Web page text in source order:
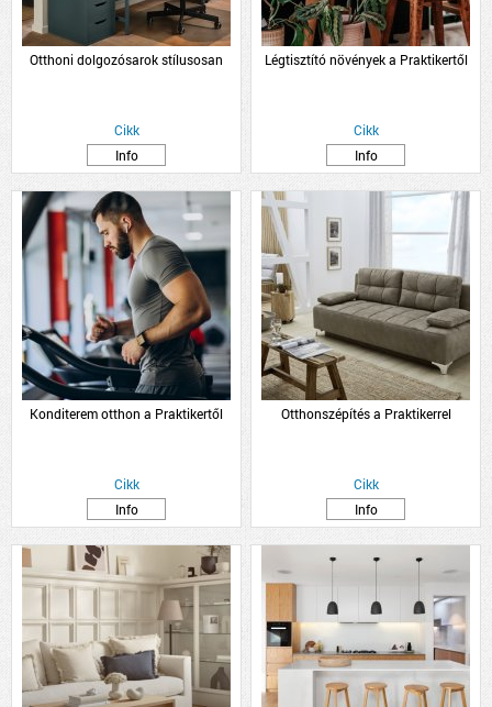
Otthoni dolgozósarok stílusosan
Cikk
Info
Légtisztító növények a Praktikertől
Cikk
Info
Konditerem otthon a Praktikertől
Cikk
Info
Otthonszépítés a Praktikerrel
Cikk
Info